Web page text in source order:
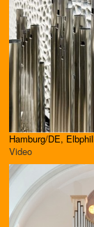
Hamburg/DE,
Video